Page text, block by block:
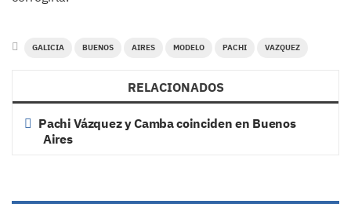
GALICIA BUENOS AIRES MODELO PACHI VAZQUEZ
RELACIONADOS
Pachi Vázquez y Camba coinciden en Buenos
Aires